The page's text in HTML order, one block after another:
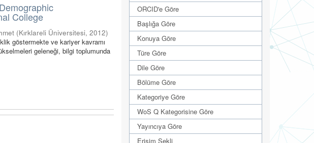
College
(Kırklareli Üniversitesi,2012)
göstermekte ve kariyer kavramı
geleneği, bilgi toplumunda
ORCID'e Göre
Başlığa Göre
Konuya Göre
Türe Göre
Dile Göre
Bölüme Göre
Kategoriye Göre
WoS Q Kategorisine Göre
Yayıncıya Göre
Erişim Şekli